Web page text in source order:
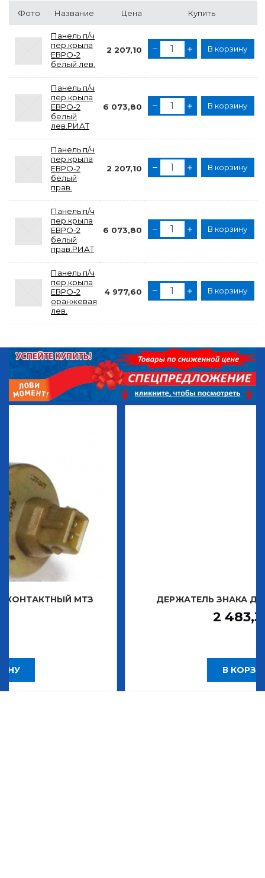
Фото Название Цена Купить
Панель п/ч
пер.крыла
ЕВРО-2
белый лев.
2 207,10 В корзину
Панель п/ч
пер.крыла
ЕВРО-2
белый
лев.РИАТ
6 073,80 В корзину
Панель п/ч
пер.крыла
ЕВРО-2
белый
прав.
2 207,10 В корзину
Панель п/ч
пер.крыла
ЕВРО-2
белый
прав.РИАТ
6 073,80 В корзину
Панель п/ч
пер.крыла
ЕВРО-2
оранжевая
лев.
4 977,60 В корзину
МТЗ ДЕРЖАТЕЛЬ ЗНАКА
Р